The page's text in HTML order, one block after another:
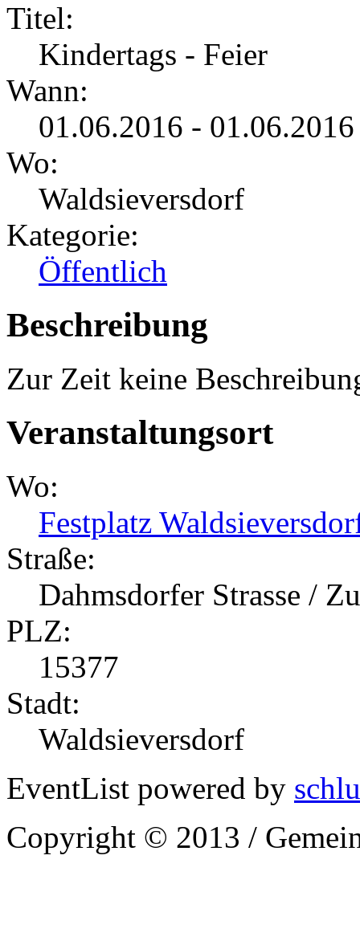
Titel:
Kindertags - Feier
Wann:
01.06.2016 -
Wo:
Waldsieversdorf
Kategorie:
Öffentlich
Beschreibung
Zur Zeit keine
Veranstaltungsort
Wo:
Festplatz
Straße:
Dahmsdorfer Strasse /
PLZ:
15377
Stadt:
Waldsieversdorf
EventList powered by
Copyright © 2013 /